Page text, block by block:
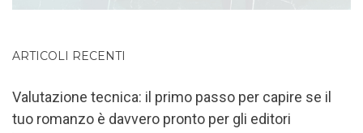
ARTICOLI RECENTI
Valutazione tecnica: il primo passo per capire se il
tuo romanzo è davvero pronto per gli editori